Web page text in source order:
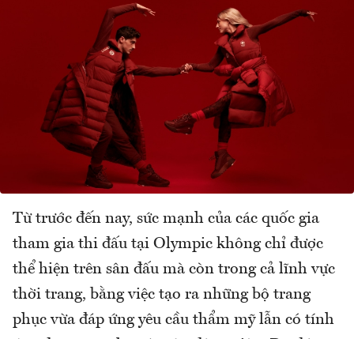
Từ trước đến nay, sức mạnh của các quốc gia
tham gia thi đấu tại Olympic không chỉ được
thể hiện trên sân đấu mà còn trong cả lĩnh vực
thời trang, bằng việc tạo ra những bộ trang
phục vừa đáp ứng yêu cầu thẩm mỹ lẫn có tính